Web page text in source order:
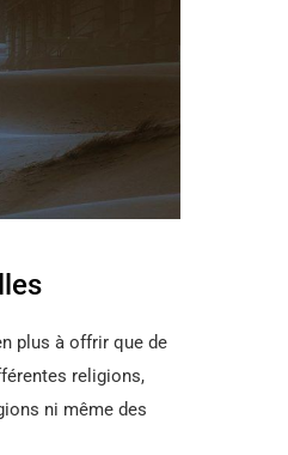
plus à offrir que de
religions,
ni même des